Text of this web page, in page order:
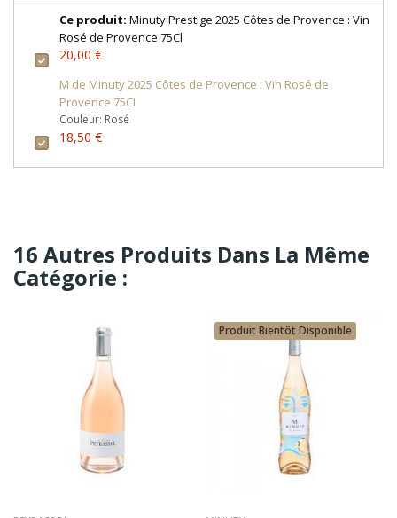
Ce produit: Minuty Prestige 2025 Côtes de Provence : Vin
Rosé de Provence 75Cl
20,00 €
M de Minuty 2025 Côtes de Provence : Vin Rosé de
Provence 75Cl
Couleur: Rosé
18,50 €
16 Autres Produits Dans La Même
Catégorie :
Produit Bientôt Disponible